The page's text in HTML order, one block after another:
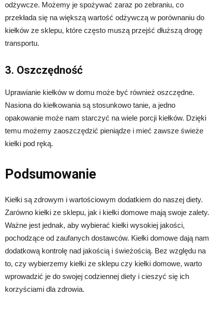
odżywcze. Możemy je spożywać zaraz po zebraniu, co
przekłada się na większą wartość odżywczą w porównaniu do
kiełków ze sklepu, które często muszą przejść dłuższą drogę
transportu.
3. Oszczędność
Uprawianie kiełków w domu może być również oszczędne.
Nasiona do kiełkowania są stosunkowo tanie, a jedno
opakowanie może nam starczyć na wiele porcji kiełków. Dzięki
temu możemy zaoszczędzić pieniądze i mieć zawsze świeże
kiełki pod ręką.
Podsumowanie
Kiełki są zdrowym i wartościowym dodatkiem do naszej diety.
Zarówno kiełki ze sklepu, jak i kiełki domowe mają swoje zalety.
Ważne jest jednak, aby wybierać kiełki wysokiej jakości,
pochodzące od zaufanych dostawców. Kiełki domowe dają nam
dodatkową kontrolę nad jakością i świeżością. Bez względu na
to, czy wybierzemy kiełki ze sklepu czy kiełki domowe, warto
wprowadzić je do swojej codziennej diety i cieszyć się ich
korzyściami dla zdrowia.